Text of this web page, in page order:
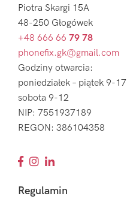
Piotra Skargi 15A
48-250 Głogówek
+48 666 66 79 78
phonefix.gk@gmail.com
Godziny otwarcia:
poniedziałek – piątek 9-17
sobota 9-12
NIP: 7551937189
REGON: 386104358
Regulamin